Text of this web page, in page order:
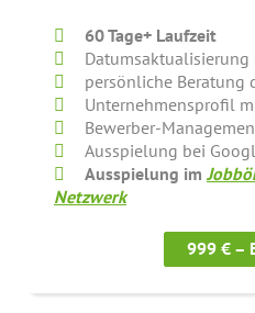
60 Tage+ Laufzeit
Datumsaktualisierung
persönliche Beratung
Unternehmensprofil
Bewerber-
Ausspielung bei
Ausspielung im
Netzwerk
999 € –